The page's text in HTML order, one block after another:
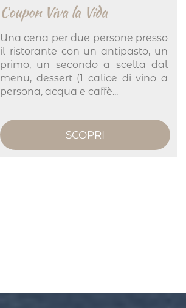
Coupon Viva la Vida
Una cena per due persone presso
il ristorante con un antipasto, un
primo, un secondo a scelta dal
menu, dessert (1 calice di vino a
persona, acqua e caffè...
SCOPRI